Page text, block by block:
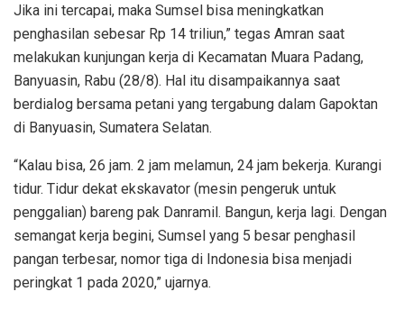
Jika ini tercapai, maka Sumsel bisa meningkatkan
penghasilan sebesar Rp 14 triliun,” tegas Amran saat
melakukan kunjungan kerja di Kecamatan Muara Padang,
Banyuasin, Rabu (28/8). Hal itu disampaikannya saat
berdialog bersama petani yang tergabung dalam Gapoktan
di Banyuasin, Sumatera Selatan.
“Kalau bisa, 26 jam. 2 jam melamun, 24 jam bekerja. Kurangi
tidur. Tidur dekat ekskavator (mesin pengeruk untuk
penggalian) bareng pak Danramil. Bangun, kerja lagi. Dengan
semangat kerja begini, Sumsel yang 5 besar penghasil
pangan terbesar, nomor tiga di Indonesia bisa menjadi
peringkat 1 pada 2020,” ujarnya.